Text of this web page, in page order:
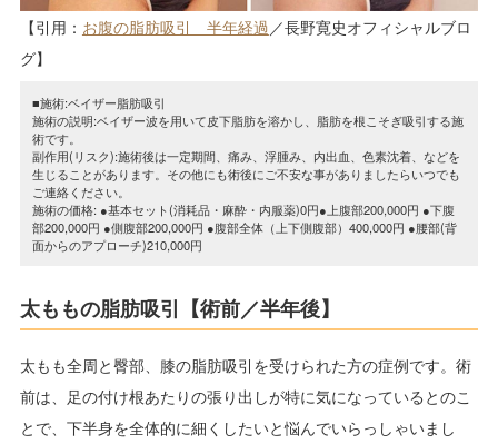
【引用： お腹の脂肪吸引 半年経過 ／長野寛史オフィシャルブロ
グ】
■施術:ベイザー脂肪吸引
施術の説明:ベイザー波を用いて皮下脂肪を溶かし、脂肪を根こそぎ吸引する施
術です。
副作用(リスク):施術後は一定期間、痛み、浮腫み、内出血、色素沈着、などを
生じることがあります。その他にも術後にご不安な事がありましたらいつでも
ご連絡ください。
施術の価格: ●基本セット(消耗品・麻酔・内服薬)0円●上腹部200,000円 ●下腹
部200,000円 ●側腹部200,000円 ●腹部全体（上下側腹部）400,000円 ●腰部(背
面からのアプローチ)210,000円
太ももの脂肪吸引【術前／半年後】
太もも全周と臀部、膝の脂肪吸引を受けられた方の症例です。術
前は、足の付け根あたりの張り出しが特に気になっているとのこ
とで、下半身を全体的に細くしたいと悩んでいらっしゃいまし